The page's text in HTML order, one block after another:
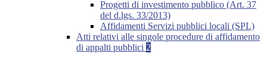
Progetti di investimento pubblico (Art. 37
del d.lgs. 33/2013)
Affidamenti Servizi pubblici locali (SPL)
Atti relativi alle singole procedure di affidamento
di appalti pubblici 2